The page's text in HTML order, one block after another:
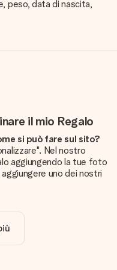
peso, data di nascita,
il mio Regalo
si può fare sul sito?
Nel nostro
aggiungendo la tue foto
uno dei nostri
la personalizzazione